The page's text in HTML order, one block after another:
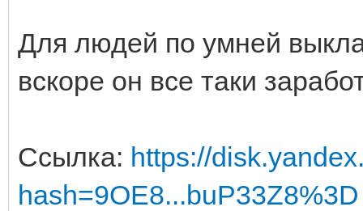
Для людей по умней
вскоре он все таки
Ссылка: https://
hash=9OE8...buP33Z8%3D